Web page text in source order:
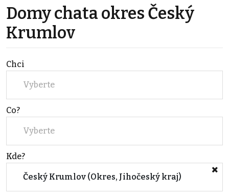
Domy chata okres Český
Krumlov
Chci
Vyberte
Co?
Vyberte
Kde?
Český Krumlov (Okres, Jihočeský kraj)